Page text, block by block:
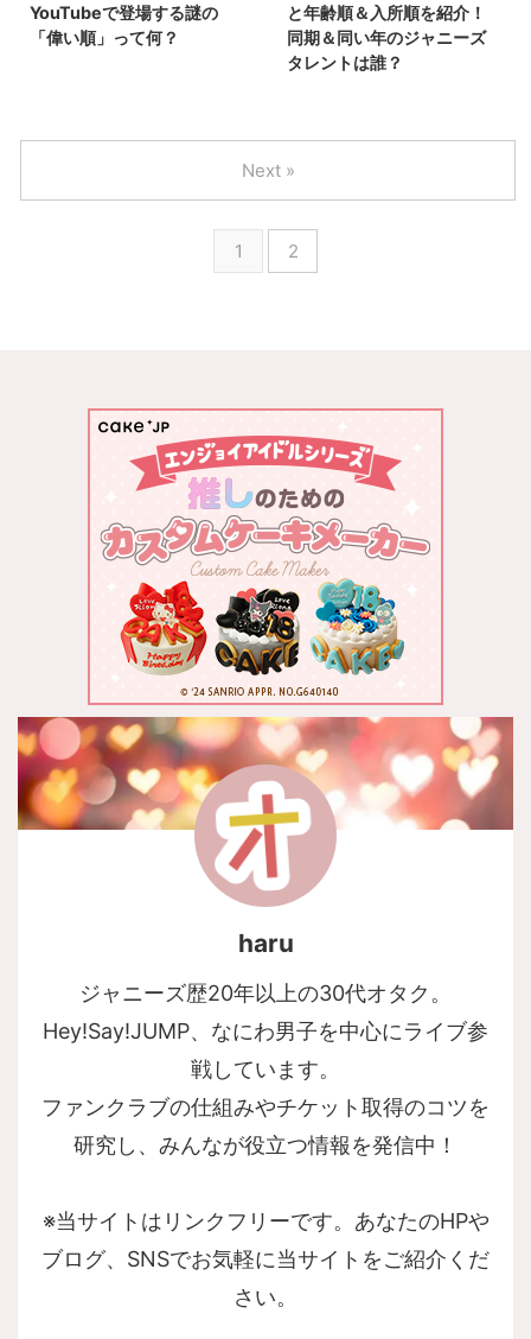
YouTubeで登場する謎の
「偉い順」って何？
と年齢順＆入所順を紹介！
同期＆同い年のジャニーズ
タレントは誰？
1 2
Next »
haru
ジャニーズ歴20年以上の30代オタク。
Hey!Say!JUMP、なにわ男子を中心にライブ参
戦しています。
ファンクラブの仕組みやチケット取得のコツを
研究し、みんなが役立つ情報を発信中！
※当サイトはリンクフリーです。あなたのHPや
ブログ、SNSでお気軽に当サイトをご紹介くだ
さい。